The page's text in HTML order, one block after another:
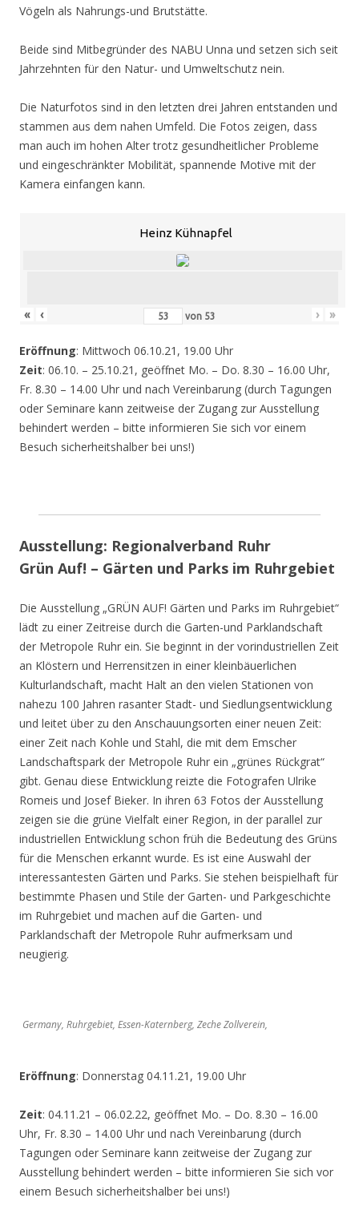
Vögeln als Nahrungs-und Brutstätte.
Beide sind Mitbegründer des NABU Unna und setzen sich seit
Jahrzehnten für den Natur- und Umweltschutz nein.
Die Naturfotos sind in den letzten drei Jahren entstanden und
stammen aus dem nahen Umfeld. Die Fotos zeigen, dass
man auch im hohen Alter trotz gesundheitlicher Probleme
und eingeschränkter Mobilität, spannende Motive mit der
Kamera einfangen kann.
Heinz Kühnapfel
« ‹ von 53 › »
Eröffnung: Mittwoch 06.10.21, 19.00 Uhr
Zeit: 06.10. – 25.10.21, geöffnet Mo. – Do. 8.30 – 16.00 Uhr,
Fr. 8.30 – 14.00 Uhr und nach Vereinbarung (durch Tagungen
oder Seminare kann zeitweise der Zugang zur Ausstellung
behindert werden – bitte informieren Sie sich vor einem
Besuch sicherheitshalber bei uns!)
Ausstellung: Regionalverband Ruhr
Grün Auf! – Gärten und Parks im Ruhrgebiet
Die Ausstellung „GRÜN AUF! Gärten und Parks im Ruhrgebiet“
lädt zu einer Zeitreise durch die Garten-und Parklandschaft
der Metropole Ruhr ein. Sie beginnt in der vorindustriellen Zeit
an Klöstern und Herrensitzen in einer kleinbäuerlichen
Kulturlandschaft, macht Halt an den vielen Stationen von
nahezu 100 Jahren rasanter Stadt- und Siedlungsentwicklung
und leitet über zu den Anschauungsorten einer neuen Zeit:
einer Zeit nach Kohle und Stahl, die mit dem Emscher
Landschaftspark der Metropole Ruhr ein „grünes Rückgrat“
gibt. Genau diese Entwicklung reizte die Fotografen Ulrike
Romeis und Josef Bieker. In ihren 63 Fotos der Ausstellung
zeigen sie die grüne Vielfalt einer Region, in der parallel zur
industriellen Entwicklung schon früh die Bedeutung des Grüns
für die Menschen erkannt wurde. Es ist eine Auswahl der
interessantesten Gärten und Parks. Sie stehen beispielhaft für
bestimmte Phasen und Stile der Garten- und Parkgeschichte
im Ruhrgebiet und machen auf die Garten- und
Parklandschaft der Metropole Ruhr aufmerksam und
neugierig.
Germany, Ruhrgebiet, Essen-Katernberg, Zeche Zollverein,
Eröffnung: Donnerstag 04.11.21, 19.00 Uhr
Zeit: 04.11.21 – 06.02.22, geöffnet Mo. – Do. 8.30 – 16.00
Uhr, Fr. 8.30 – 14.00 Uhr und nach Vereinbarung (durch
Tagungen oder Seminare kann zeitweise der Zugang zur
Ausstellung behindert werden – bitte informieren Sie sich vor
einem Besuch sicherheitshalber bei uns!)